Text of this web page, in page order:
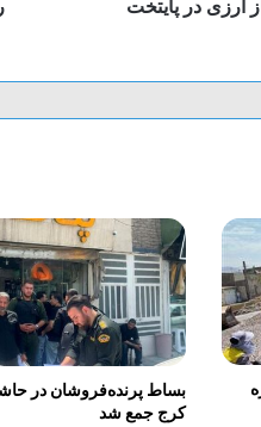
ارزی در پایتخت
بساط پرنده‌فروشان در
کرج جمع شد